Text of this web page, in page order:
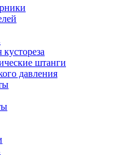
штанги
давления